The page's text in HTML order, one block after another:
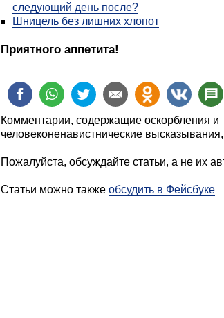
следующий день после?
Шницель без лишних хлопот
Приятного аппетита!
Комментарии, содержащие оскорбления и
человеконенавистнические высказывания,
Пожалуйста, обсуждайте статьи, а не их
Статьи можно также обсудить в Фейсбуке